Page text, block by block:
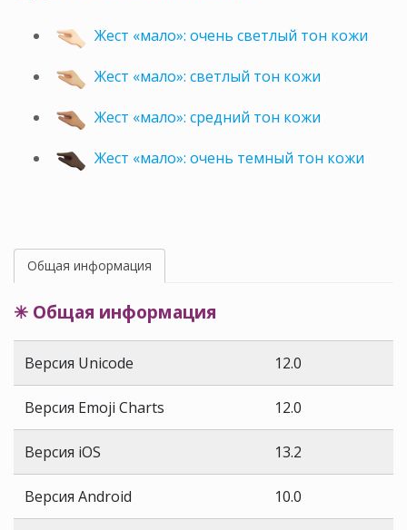
Жест «мало»: очень светлый тон кожи
Жест «мало»: светлый тон кожи
Жест «мало»: средний тон кожи
Жест «мало»: очень темный тон кожи
Общая информация
✳ Общая информация
Версия Unicode 12.0
Версия Emoji Charts 12.0
Версия iOS 13.2
Версия Android 10.0